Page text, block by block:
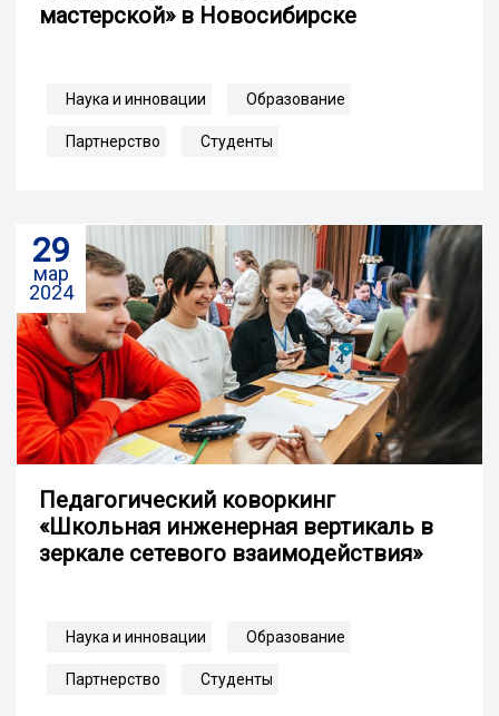
мастерской» в Новосибирске
Наука и инновации Образование
Партнерство Студенты
29
мар
2024
Педагогический коворкинг
«Школьная инженерная вертикаль в
зеркале сетевого взаимодействия»
Наука и инновации Образование
Партнерство Студенты